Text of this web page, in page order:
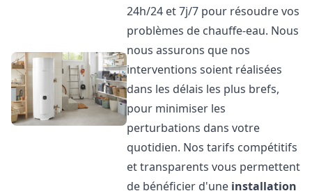
24h/24 et 7j/7 pour résoudre vos
problèmes de chauffe-eau. Nous
nous assurons que nos
interventions soient réalisées
dans les délais les plus brefs,
pour minimiser les
perturbations dans votre
quotidien. Nos tarifs compétitifs
et transparents vous permettent
de bénéficier d'une installation